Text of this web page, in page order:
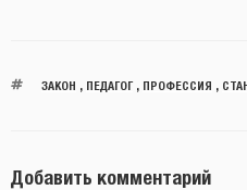
ЗАКОН , ПЕДАГОГ, ПРОФЕССИЯ ,
Добавить комментарий